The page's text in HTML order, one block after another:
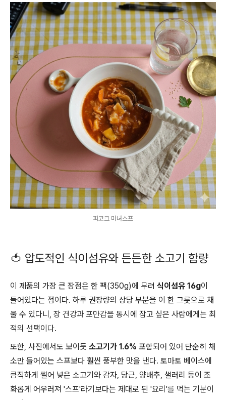
피코크 마녀스프
🍅 압도적인 식이섬유와 든든한 소고기 함량
이 제품의 가장 큰 장점은 한 팩(350g)에 무려 식이섬유 16g이
들어있다는 점이다. 하루 권장량의 상당 부분을 이 한 그릇으로 채
울 수 있다니, 장 건강과 포만감을 동시에 잡고 싶은 사람에게는 최
적의 선택이다.
또한, 사진에서도 보이듯 소고기가 1.6% 포함되어 있어 단순히 채
소만 들어있는 스프보다 훨씬 풍부한 맛을 낸다. 토마토 베이스에
큼직하게 썰어 넣은 소고기와 감자, 당근, 양배추, 샐러리 등이 조
화롭게 어우러져 '스프'라기보다는 제대로 된 '요리'를 먹는 기분이